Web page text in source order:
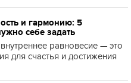
и гармонию: 5
себе задать
равновесие — это
для счастья и достижения